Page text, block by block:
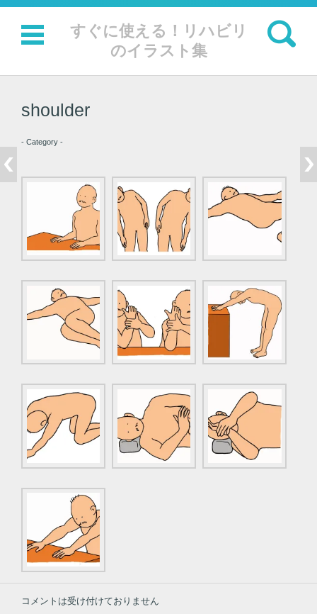
すぐに使える！リハビリ
のイラスト集
検索:
コンテンツに移動
shoulder
- Category -
コメントは受け付けておりません